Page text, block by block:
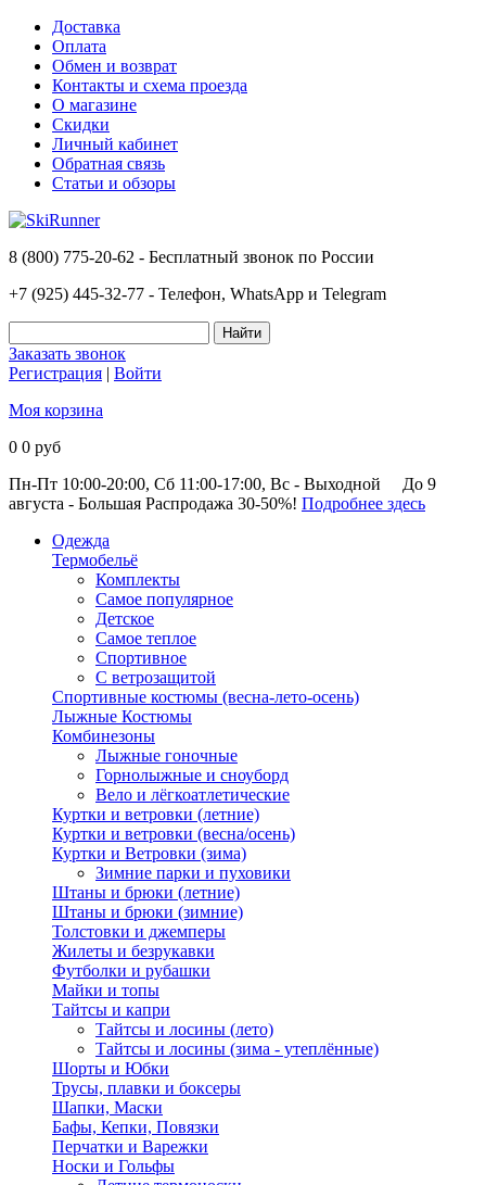
Доставка
Оплата
Обмен и возврат
Контакты и схема проезда
О магазине
Скидки
Личный кабинет
Обратная связь
Статьи и обзоры
8 (800) 775-20-62 - Бесплатный звонок по России
+7 (925) 445-32-77 - Телефон, WhatsApp и Telegram
Заказать звонок
Регистрация | Войти
Моя корзина
0 0 руб
Пн-Пт 10:00-20:00, Сб 11:00-17:00, Вс - Выходной
До 9
августа - Большая Распродажа 30-50%! Подробнее здесь
Одежда
Термобельё
Комплекты
Самое популярное
Детское
Самое теплое
Спортивное
С ветрозащитой
Спортивные костюмы (весна-лето-осень)
Лыжные Костюмы
Комбинезоны
Лыжные гоночные
Горнолыжные и сноуборд
Вело и лёгкоатлетические
Куртки и ветровки (летние)
Куртки и ветровки (весна/осень)
Куртки и Ветровки (зима)
Зимние парки и пуховики
Штаны и брюки (летние)
Штаны и брюки (зимние)
Толстовки и джемперы
Жилеты и безрукавки
Футболки и рубашки
Майки и топы
Тайтсы и капри
Тайтсы и лосины (лето)
Тайтсы и лосины (зима - утеплённые)
Шорты и Юбки
Трусы, плавки и боксеры
Шапки, Маски
Бафы, Кепки, Повязки
Перчатки и Варежки
Носки и Гольфы